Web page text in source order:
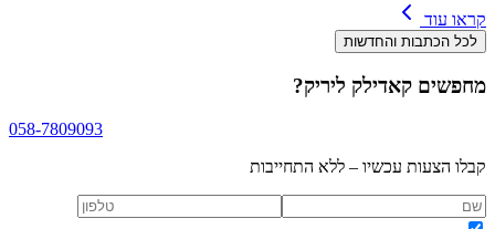
קראו עוד
לכל הכתבות והחדשות
מחפשים קאדילק ליריק?
058-7809093
קבלו הצעות עכשיו – ללא התחייבות